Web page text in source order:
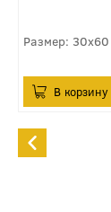
30x60